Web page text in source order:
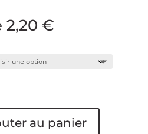
2,20 €
au panier